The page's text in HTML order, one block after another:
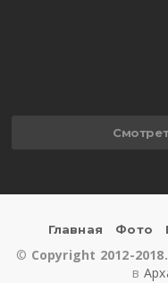
Главная Фото
© Copyright 2012-
в